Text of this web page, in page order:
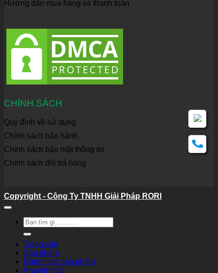
Hướng dẫn mua hàng và thanh toán
CHÍNH SÁCH
Quy định về sử dụng
Chính sách bảo hành
Chính sách bảo mật thông tin
Chính sách đổi trả hàng
Copyright - Công Ty TNHH Giải Pháp RORI
Tìm
kiếm:
Trang chủ
Sản phẩm
Danh mục sản phẩm
Khuyến mãi